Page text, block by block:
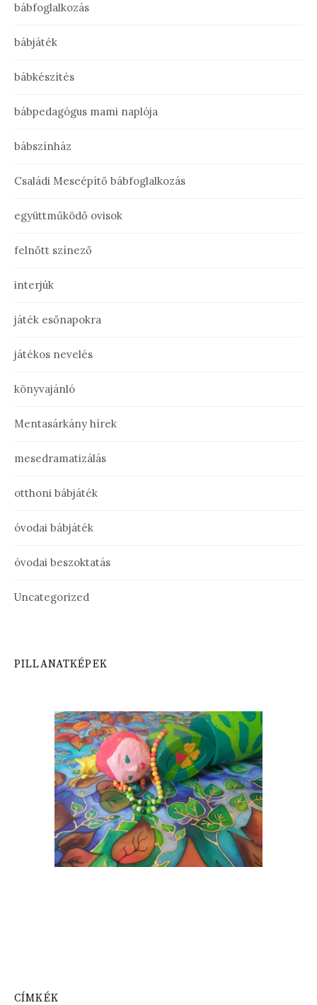
bábfoglalkozás
bábjáték
bábkészítés
bábpedagógus mami naplója
bábszínház
Családi Meseépítő bábfoglalkozás
együttműködő ovisok
felnőtt színező
interjúk
játék esőnapokra
játékos nevelés
könyvajánló
Mentasárkány hírek
mesedramatizálás
otthoni bábjáték
óvodai bábjáték
óvodai beszoktatás
Uncategorized
PILLANATKÉPEK
CÍMKÉK